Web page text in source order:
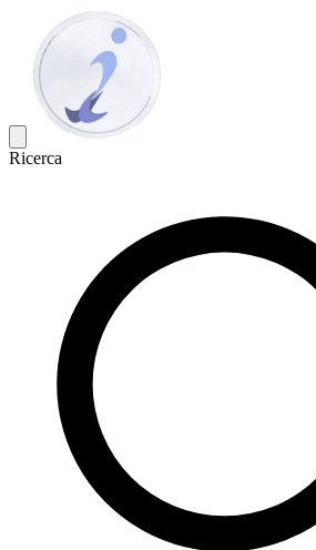
Ricerca